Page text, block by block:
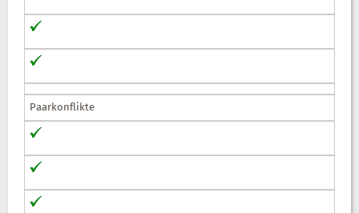
Paarkonflikte